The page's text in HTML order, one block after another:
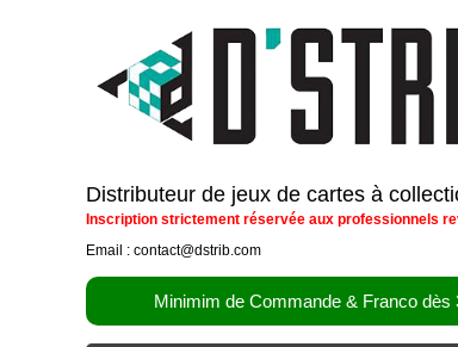
Distributeur de jeux de cartes à
Inscription strictement réservée aux professionnels
Email : contact@dstrib.com
Minimim de Commande & Franco